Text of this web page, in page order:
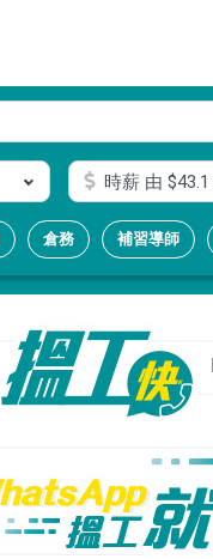
時薪由 $43.1
倉務 補習導師